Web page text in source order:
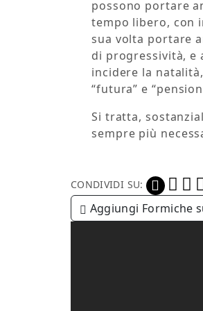
possono portare
tempo libero, con
sua volta portare
di progressività, e
incidere la
“futura” e
Si tratta,
sempre più
CONDIVIDI SU:
Aggiungi Formiche